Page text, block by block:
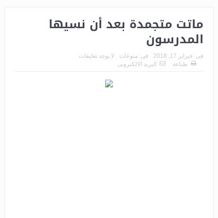
ماتت متجمدة بعد أن نسيها
المدرسون
فى: فبراير 17, 2018 فى: منوعات
لا يوجد تعليقات
طباعة
البريد الالكترونى